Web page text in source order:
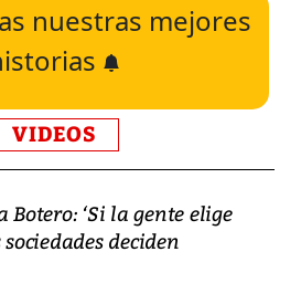
nuestras mejores
VIDEOS
Botero: ‘Si la gente elige
deciden